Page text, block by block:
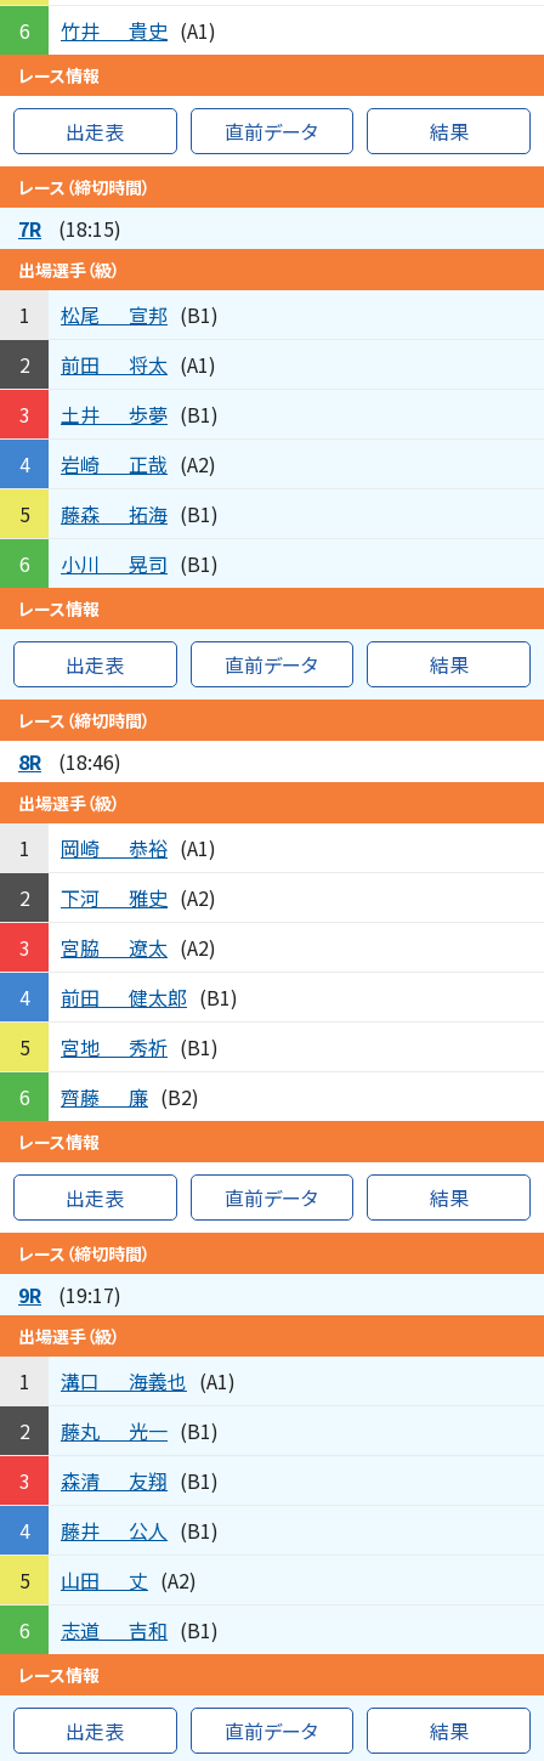
6 竹井 貴史 (A1)
レース情報
出走表 直前データ 結果
レース（締切時間）
7R (18:15)
出場選手（級）
1 松尾 宣邦 (B1)
2
前田 将太 (A1)
3
土井 歩夢 (B1)
4
岩崎 正哉 (A2)
5
藤森 拓海 (B1)
6
小川 晃司 (B1)
レース情報
出走表 直前データ 結果
レース（締切時間）
8R (18:46)
出場選手（級）
1 岡崎 恭裕 (A1)
2
下河 雅史 (A2)
3
宮脇 遼太 (A2)
4
前田 健太郎 (B1)
5
宮地 秀祈 (B1)
6
齊藤 廉 (B2)
レース情報
出走表 直前データ 結果
レース（締切時間）
9R (19:17)
出場選手（級）
1 溝口 海義也 (A1)
2
藤丸 光一 (B1)
3
森清 友翔 (B1)
4
藤井 公人 (B1)
5
山田 丈 (A2)
6
志道 吉和 (B1)
レース情報
出走表 直前データ 結果